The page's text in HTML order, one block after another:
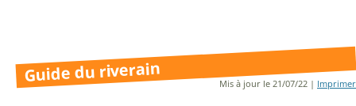
Guide du riverain Mis à jour le 21/07/22 | Imprimer